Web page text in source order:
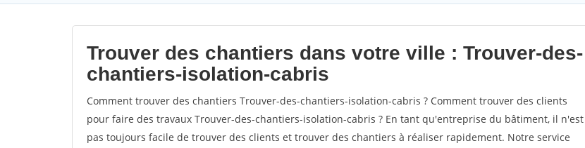
Trouver des chantiers dans votre ville : Trouver-des-
chantiers-isolation-cabris
Comment trouver des chantiers Trouver-des-chantiers-isolation-cabris ? Comment trouver des clients
pour faire des travaux Trouver-des-chantiers-isolation-cabris ? En tant qu'entreprise du bâtiment, il n'est
pas toujours facile de trouver des clients et trouver des chantiers à réaliser rapidement. Notre service